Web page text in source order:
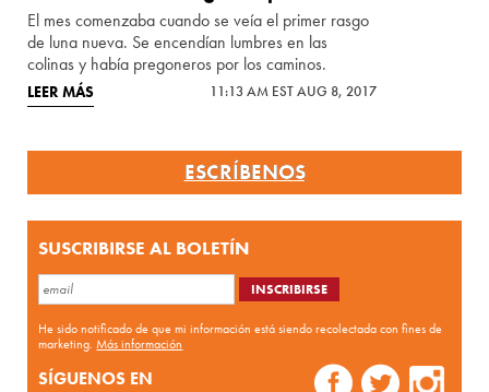
El mes comenzaba cuando se veía el primer rasgo
de luna nueva. Se encendían lumbres en las
colinas y había pregoneros por los caminos.
LEER MÁS 11:13 AM EST AUG 8, 2017
ESCRÍBENOS
SUSCRIBIRSE AL BOLETÍN
He sido notificado de que mi información está siendo recolectada con fines de
marketing.Más información
SÍGUENOS EN